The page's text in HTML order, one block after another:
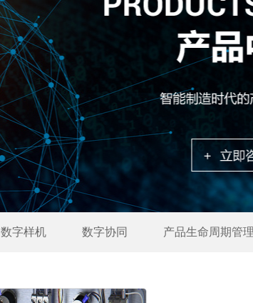
数字样机 数字协同 产品生命周期管理